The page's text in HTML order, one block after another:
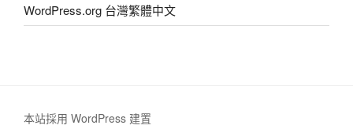
WordPress.org 台灣繁體中文
本站採用 WordPress 建置